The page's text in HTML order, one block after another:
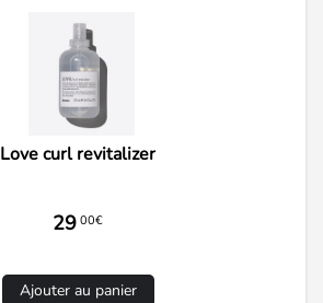
Love curl revitalizer
29 00€
Ajouter au panier